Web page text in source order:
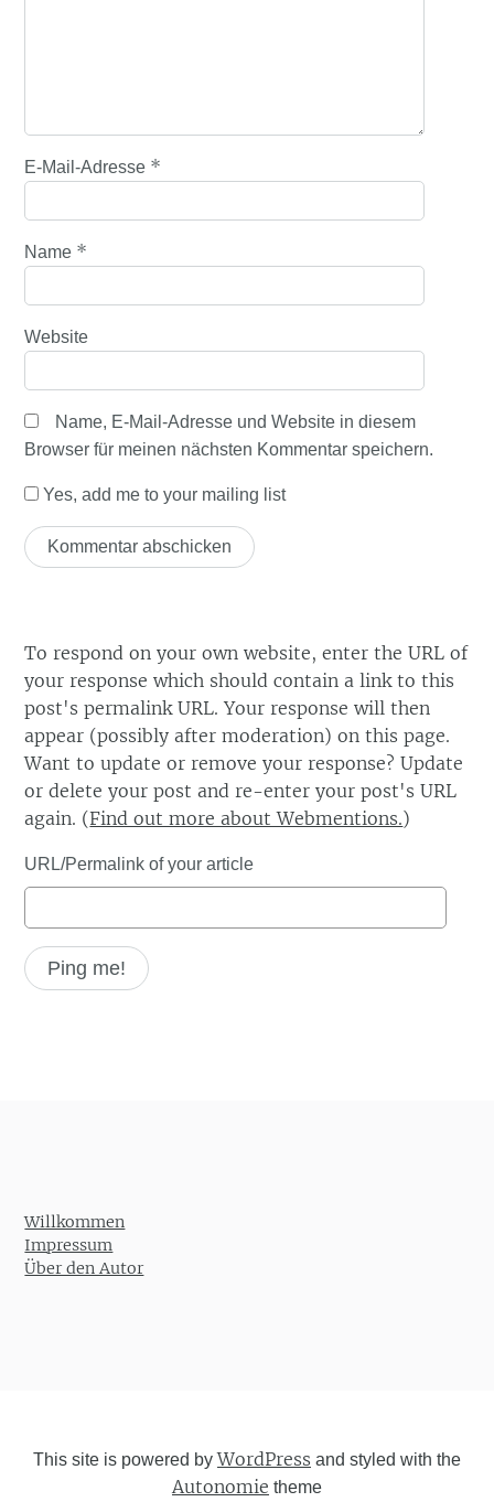
E-Mail-Adresse *
Name *
Website
Name, E-Mail-Adresse und Website in diesem
Browser für meinen nächsten Kommentar speichern.
Yes, add me to your mailing list
To respond on your own website, enter the URL of
your response which should contain a link to this
post's permalink URL. Your response will then
appear (possibly after moderation) on this page.
Want to update or remove your response? Update
or delete your post and re-enter your post's URL
again. (Find out more about Webmentions.)
URL/Permalink of your article
Willkommen
Impressum
Über den Autor
This site is powered byWordPress and styled with the
Autonomie theme